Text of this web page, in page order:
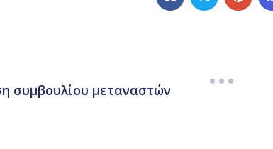
συμβουλίου μεταναστών